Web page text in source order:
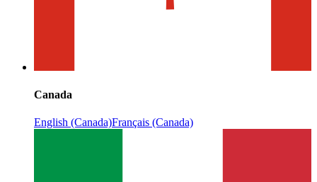
Canada
English (Canada)Français (Canada)